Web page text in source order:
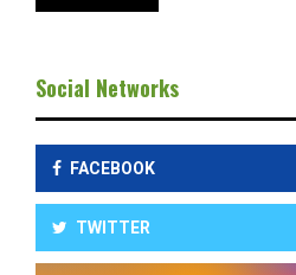
Social Networks
FACEBOOK
TWITTER